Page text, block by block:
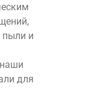
пыли и
для